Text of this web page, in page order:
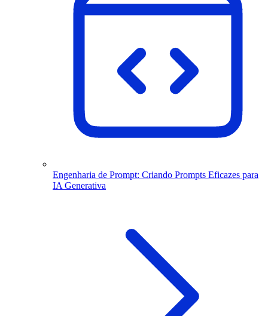
Engenharia de Prompt: Criando Prompts Eficazes para
IA Generativa